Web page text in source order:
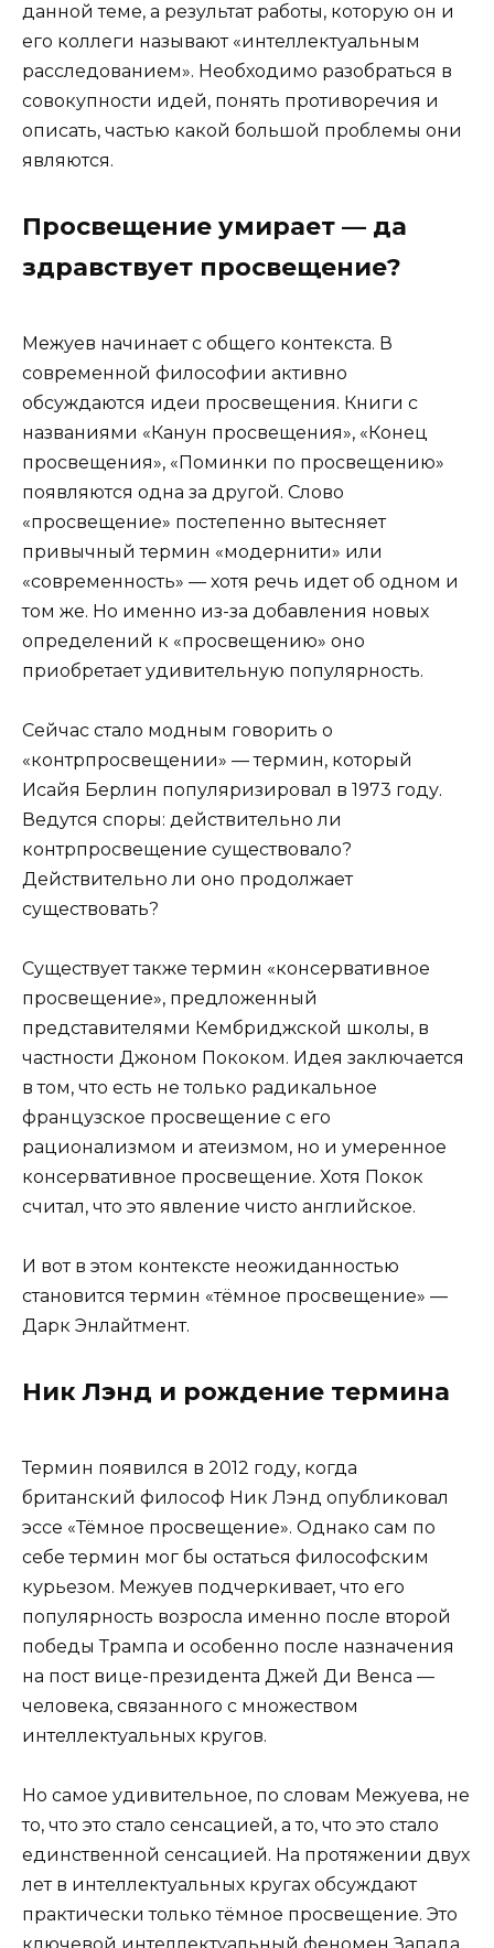
данной теме, а результат работы, которую он и
его коллеги называют «интеллектуальным
расследованием». Необходимо разобраться в
совокупности идей, понять противоречия и
описать, частью какой большой проблемы они
являются.
Просвещение умирает — да
здравствует просвещение?
Межуев начинает с общего контекста. В
современной философии активно
обсуждаются идеи просвещения. Книги с
названиями «Канун просвещения», «Конец
просвещения», «Поминки по просвещению»
появляются одна за другой. Слово
«просвещение» постепенно вытесняет
привычный термин «модернити» или
«современность» — хотя речь идет об одном и
том же. Но именно из-за добавления новых
определений к «просвещению» оно
приобретает удивительную популярность.
Сейчас стало модным говорить о
«контрпросвещении» — термин, который
Исайя Берлин популяризировал в 1973 году.
Ведутся споры: действительно ли
контрпросвещение существовало?
Действительно ли оно продолжает
существовать?
Существует также термин «консервативное
просвещение», предложенный
представителями Кембриджской школы, в
частности Джоном Пококом. Идея заключается
в том, что есть не только радикальное
французское просвещение с его
рационализмом и атеизмом, но и умеренное
консервативное просвещение. Хотя Покок
считал, что это явление чисто английское.
И вот в этом контексте неожиданностью
становится термин «тёмное просвещение» —
Дарк Энлайтмент.
Ник Лэнд и рождение термина
Термин появился в 2012 году, когда
британский философ Ник Лэнд опубликовал
эссе «Тёмное просвещение». Однако сам по
себе термин мог бы остаться философским
курьезом. Межуев подчеркивает, что его
популярность возросла именно после второй
победы Трампа и особенно после назначения
на пост вице-президента Джей Ди Венса —
человека, связанного с множеством
интеллектуальных кругов.
Но самое удивительное, по словам Межуева, не
то, что это стало сенсацией, а то, что это стало
единственной сенсацией. На протяжении двух
лет в интеллектуальных кругах обсуждают
практически только тёмное просвещение. Это